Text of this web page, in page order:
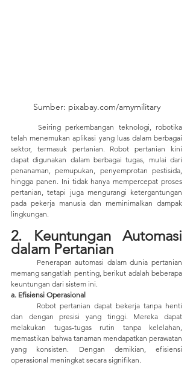
Sumber: pixabay.com/amymilitary
telah menemukan aplikasi yang luas dalam berbagai
sektor, termasuk pertanian. Robot pertanian kini
dapat digunakan dalam berbagai tugas, mulai dari
penanaman, pemupukan, penyemprotan pestisida,
hingga panen. Ini tidak hanya mempercepat proses
pertanian, tetapi juga mengurangi ketergantungan
pada pekerja manusia dan meminimalkan dampak
lingkungan.
2. Keuntungan Automasi
dalam Pertanian
memang sangatlah penting, berikut adalah beberapa
keuntungan dari sistem ini.
a. Efisiensi Operasional
dan dengan presisi yang tinggi. Mereka dapat
melakukan tugas-tugas rutin tanpa kelelahan,
memastikan bahwa tanaman mendapatkan perawatan
yang konsisten. Dengan demikian, efisiensi
operasional meningkat secara signifikan.